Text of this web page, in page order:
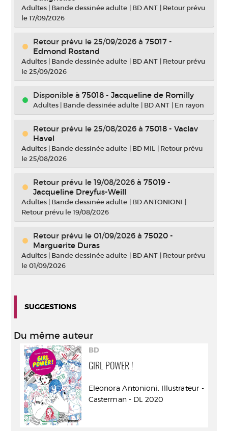
Adultes | Bande dessinée adulte | BD ANT | Retour prévu
le 17/09/2026
Retour prévu le 25/09/2026 à 75017 -
Edmond Rostand
Adultes | Bande dessinée adulte | BD ANT | Retour prévu
le 25/09/2026
Disponible à 75018 - Jacqueline de Romilly
Adultes | Bande dessinée adulte | BD ANT | En rayon
Retour prévu le 25/08/2026 à 75018 - Vaclav
Havel
Adultes | Bande dessinée adulte | BD MIL | Retour prévu
le 25/08/2026
Retour prévu le 19/08/2026 à 75019 -
Jacqueline Dreyfus-Weill
Adultes | Bande dessinée adulte | BD ANTONIONI |
Retour prévu le 19/08/2026
Retour prévu le 01/09/2026 à 75020 -
Marguerite Duras
Adultes | Bande dessinée adulte | BD ANT | Retour prévu
le 01/09/2026
SUGGESTIONS
Du même auteur
BD
GIRL POWER !
Eleonora Antonioni. Illustrateur -
Casterman - DL 2020